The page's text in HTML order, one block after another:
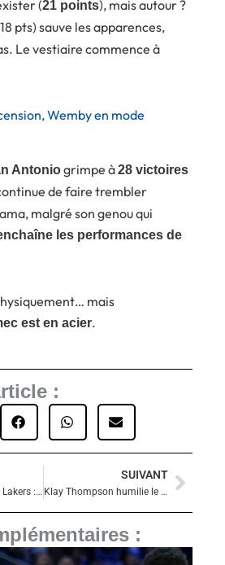
(21 points), mais autour ?
pts) sauve les apparences,
Le vestiaire commence à
Wemby en mode
Antoniogrimpe à28 victoires
de faire trembler
malgré son genou qui
les performances de
mais
est en acier.
:
LaMelo explose les Lakers : 9 bombes à 3 points et une humiliation pour LeBron et Luka
SUIVANT
Klay Thompson humilie le Jazz et dépasse Lillard en devenant le 4e meilleur scoreur à 3 points
: